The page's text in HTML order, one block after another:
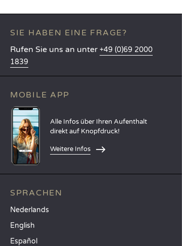
SIE HABEN EINE FRAGE?
Rufen Sie uns an unter +49 (0)69 2000
1839
MOBILE APP
Alle Infos über Ihren Aufenthalt
direkt auf Knopfdruck!
Weitere Infos
SPRACHEN
Nederlands
English
Español